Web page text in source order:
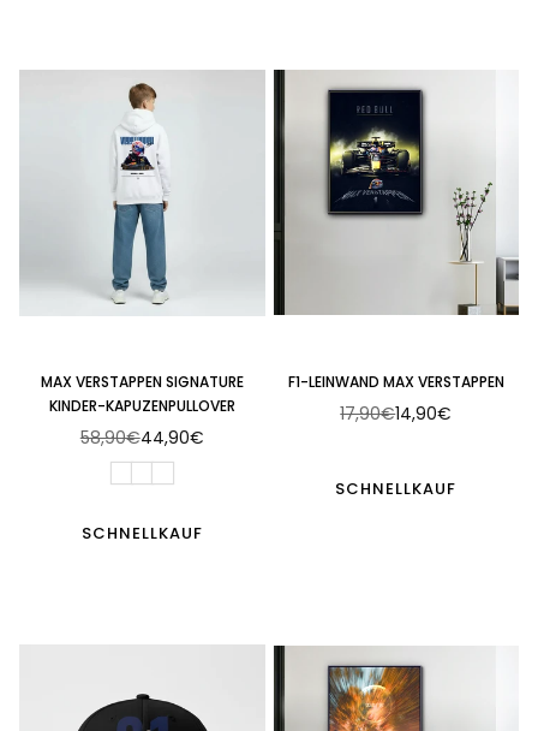
MAX VERSTAPPEN SIGNATURE
KINDER-KAPUZENPULLOVER
Normaler
Preis
58,90€44,90€
SCHNELLKAUF
F1-LEINWAND MAX VERSTAPPEN
Normaler
17,90€14,90€
SCHNELLKAUF